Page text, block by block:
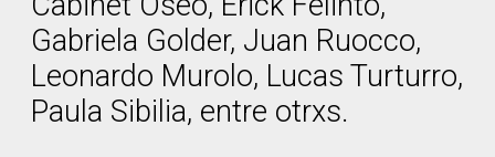
Gabriela Golder, Juan Ruocco,
Leonardo Murolo, Lucas Turturro,
Paula Sibilia, entre otrxs.